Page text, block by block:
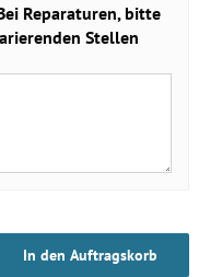
Reparaturen, bitte
Stellen
In den Auftragskorb